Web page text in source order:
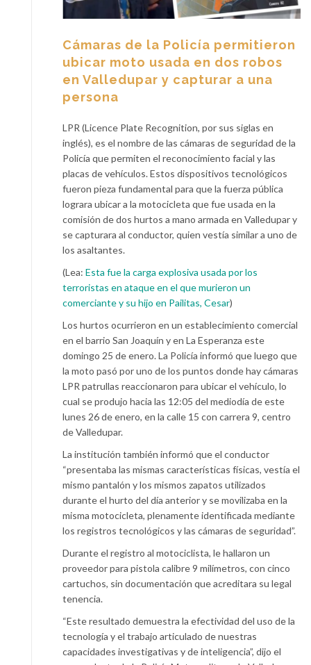
Cámaras de la Policía permitieron
ubicar moto usada en dos robos
en Valledupar y capturar a una
persona
LPR (Licence Plate Recognition, por sus siglas en
inglés), es el nombre de las cámaras de seguridad de la
Policía que permiten el reconocimiento facial y las
placas de vehículos. Estos dispositivos tecnológicos
fueron pieza fundamental para que la fuerza pública
lograra ubicar a la motocicleta que fue usada en la
comisión de dos hurtos a mano armada en Valledupar y
se capturara al conductor, quien vestía similar a uno de
los asaltantes.
(Lea: Esta fue la carga explosiva usada por los
terroristas en ataque en el que murieron un
comerciante y su hijo en Pailitas, Cesar)
Los hurtos ocurrieron en un establecimiento comercial
en el barrio San Joaquín y en La Esperanza este
domingo 25 de enero. La Policía informó que luego que
la moto pasó por uno de los puntos donde hay cámaras
LPR patrullas reaccionaron para ubicar el vehículo, lo
cual se produjo hacia las 12:05 del mediodía de este
lunes 26 de enero, en la calle 15 con carrera 9, centro
de Valledupar.
La institución también informó que el conductor
“presentaba las mismas características físicas, vestía el
mismo pantalón y los mismos zapatos utilizados
durante el hurto del día anterior y se movilizaba en la
misma motocicleta, plenamente identificada mediante
los registros tecnológicos y las cámaras de seguridad”.
Durante el registro al motociclista, le hallaron un
proveedor para pistola calibre 9 milímetros, con cinco
cartuchos, sin documentación que acreditara su legal
tenencia.
“Este resultado demuestra la efectividad del uso de la
tecnología y el trabajo articulado de nuestras
capacidades investigativas y de inteligencia”, dijo el